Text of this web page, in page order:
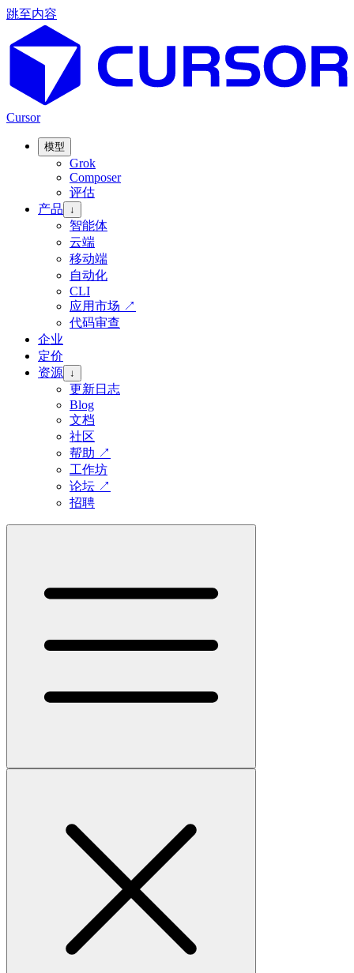
跳至内容
Cursor
模型
Grok
Composer
评估
产品
↓
智能体
云端
移动端
自动化
CLI
应用市场 ↗
代码审查
企业
定价
资源 ↓
更新日志
Blog
文档
社区
帮助 ↗
工作坊
论坛 ↗
招聘